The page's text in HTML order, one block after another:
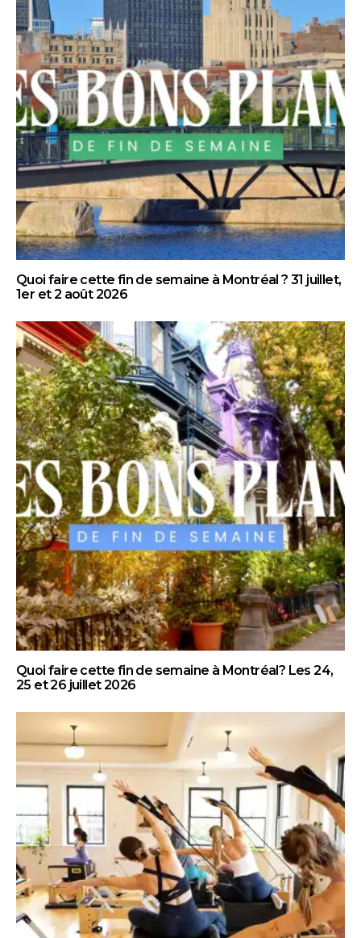
Quoi faire cette fin de semaine à Montréal ? 31 juillet,
1er et 2 août 2026
Quoi faire cette fin de semaine à Montréal? Les 24,
25 et 26 juillet 2026